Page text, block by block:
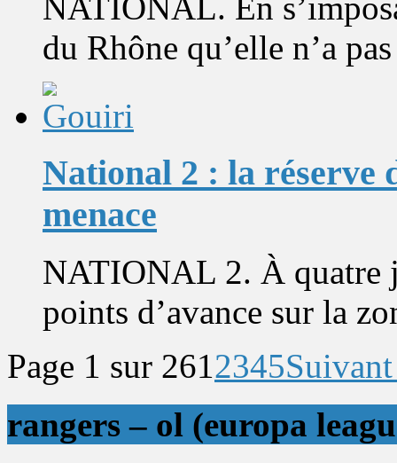
du Rhône qu’elle n’a
National 2 : la réserve
menace
NATIONAL 2. À quatre
points d’avance sur la
Page 1 sur 2612345Suivant
rangers – ol (europa